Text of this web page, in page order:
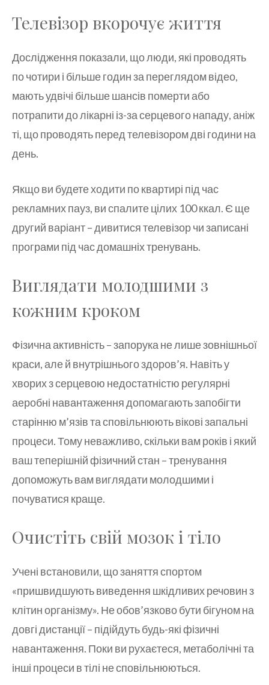
Телевізор вкорочує життя
Дослідження показали, що люди, які проводять
по чотири і більше годин за переглядом відео,
мають удвічі більше шансів померти або
потрапити до лікарні із-за серцевого нападу, аніж
ті, що проводять перед телевізором дві години на
день.
Якщо ви будете ходити по квартирі під час
рекламних пауз, ви спалите цілих 100 ккал. Є ще
другий варіант – дивитися телевізор чи записані
програми під час домашніх тренувань.
Виглядати молодшими з
кожним кроком
Фізична активність – запорука не лише зовнішньої
краси, але й внутрішнього здоров’я. Навіть у
хворих з серцевою недостатністю регулярні
аеробні навантаження допомагають запобігти
старінню м’язів та сповільнюють вікові запальні
процеси. Тому неважливо, скільки вам років і який
ваш теперішній фізичний стан – тренування
допоможуть вам виглядати молодшими і
почуватися краще.
Очистіть свій мозок і тіло
Учені встановили, що заняття спортом
«пришвидшують виведення шкідливих речовин з
клітин організму». Не обов’язково бути бігуном на
довгі дистанції – підійдуть будь-які фізичні
навантаження. Поки ви рухаєтеся, метаболічні та
інші процеси в тілі не сповільнюються.